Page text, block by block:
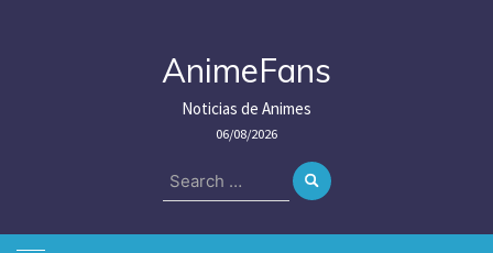
AnimeFans
Noticias de Animes
06/08/2026
Search
for: